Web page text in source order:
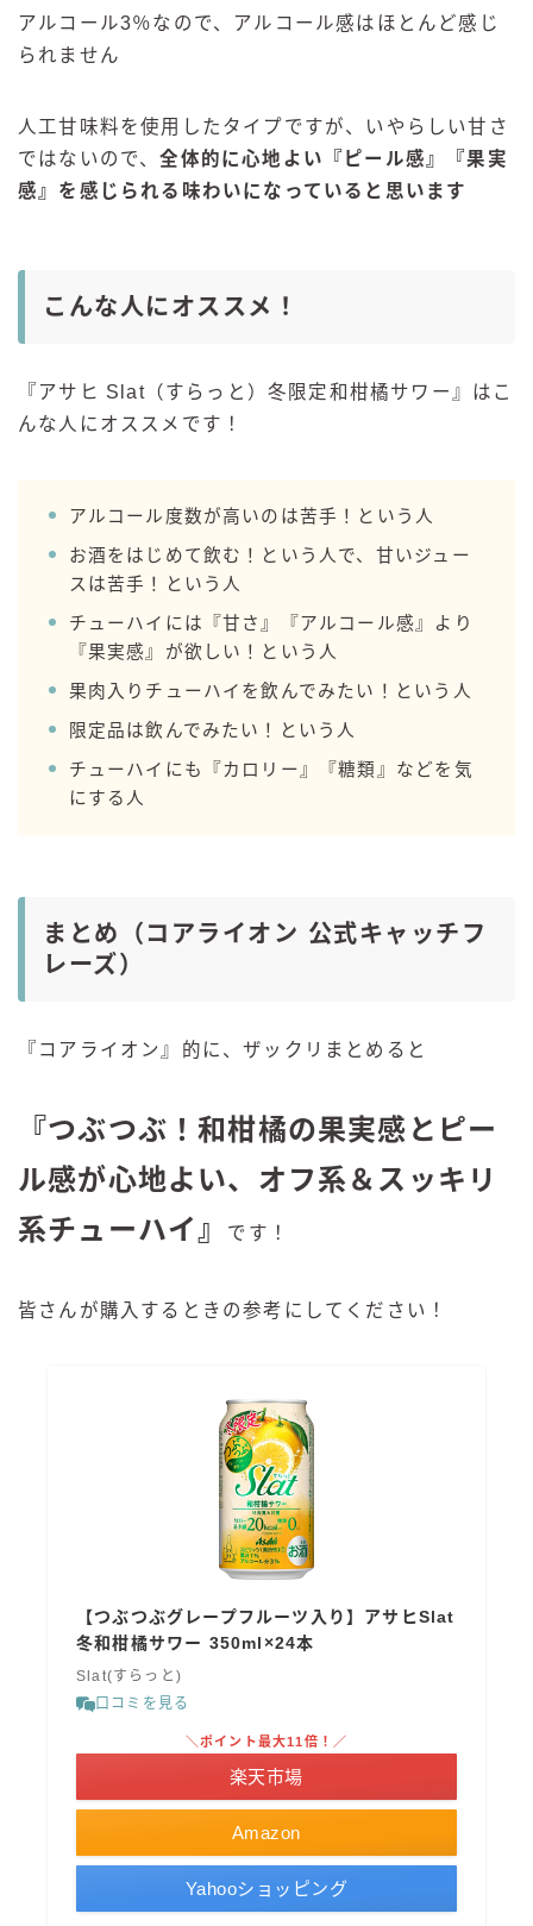
アルコール3％なので、アルコール感はほとんど感じ
られません
人工甘味料を使用したタイプですが、いやらしい甘さ
ではないので、全体的に心地よい『ピール感』『果実
感』を感じられる味わいになっていると思います
こんな人にオススメ！
『アサヒ Slat（すらっと）冬限定和柑橘サワー』はこ
んな人にオススメです！
アルコール度数が高いのは苦手！という人
お酒をはじめて飲む！という人で、甘いジュー
スは苦手！という人
チューハイには『甘さ』『アルコール感』より
『果実感』が欲しい！という人
果肉入りチューハイを飲んでみたい！という人
限定品は飲んでみたい！という人
チューハイにも『カロリー』『糖類』などを気
にする人
まとめ（コアライオン 公式キャッチフ
レーズ）
『コアライオン』的に、ザックリまとめると
『つぶつぶ！和柑橘の果実感とピー
ル感が心地よい、オフ系＆スッキリ
系チューハイ』
です！
皆さんが購入するときの参考にしてください！
【つぶつぶグレープフルーツ入り】アサヒSlat
冬和柑橘サワー 350ml×24本
Slat(すらっと)
口コミを見る
Amazon
＼ポイント最大11倍！／
楽天市場
Yahooショッピング